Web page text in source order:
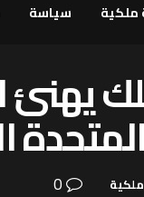
سياسة
يهنئ